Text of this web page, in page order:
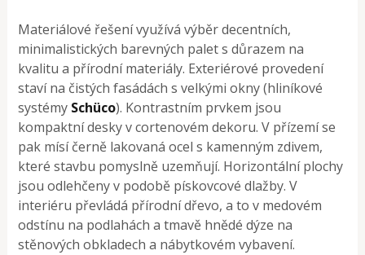
Materiálové řešení využívá výběr decentních,
minimalistických barevných palet s důrazem na
kvalitu a přírodní materiály. Exteriérové provedení
staví na čistých fasádách s velkými okny (hliníkové
systémy Schüco). Kontrastním prvkem jsou
kompaktní desky v cortenovém dekoru. V přízemí se
pak mísí černě lakovaná ocel s kamenným zdivem,
které stavbu pomyslně uzemňují. Horizontální plochy
jsou odlehčeny v podobě pískovcové dlažby. V
interiéru převládá přírodní dřevo, a to v medovém
odstínu na podlahách a tmavě hnědé dýze na
stěnových obkladech a nábytkovém vybavení.